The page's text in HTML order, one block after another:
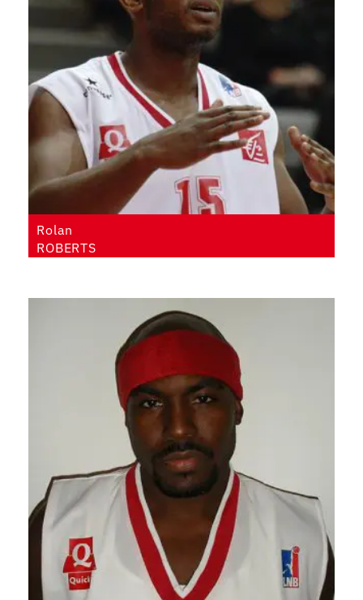
Rolan
ROBERTS